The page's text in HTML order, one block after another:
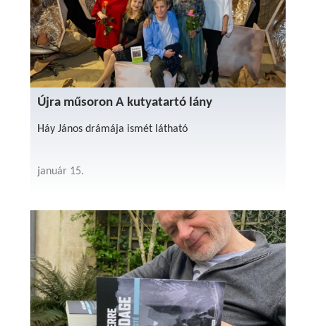
Újra műsoron A kutyatartó lány
Háy János drámája ismét látható
január 15.